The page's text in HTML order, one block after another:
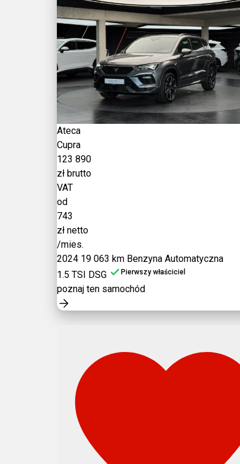
Ateca
Cupra
123 890
zł brutto
VAT
od
743
zł netto
/mies.
2024 19 063 km Benzyna Automatyczna
1.5 TSI DSG
Pierwszy właściciel
poznaj ten samochód